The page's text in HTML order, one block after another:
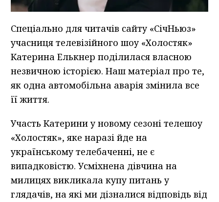
Спеціально для читачів сайту «СічНьюз»
учасниця телевізійного шоу «Холостяк»
Катерина Елькнер поділилася власною
незвичною історією. Наш матеріал про те,
як одна автомобільна аварія змінила все
її життя.
Участь Катерини у новому сезоні телешоу
«Холостяк», яке наразі йде на
українському телебаченні, не є
випадковістю. Усміхнена дівчина на
милицях викликала купу питань у
глядачів, на які ми дізналися відповідь від